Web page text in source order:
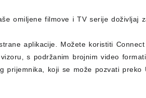
omiljene filmove i TV serije doživljaj
aplikacije. Možete koristiti
s podržanim brojnim video
prijemnika, koji se može pozvati preko